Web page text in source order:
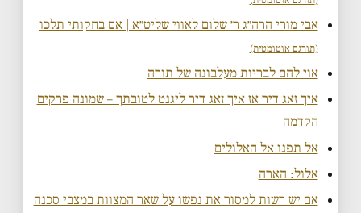
אבי מורי הרה״ג ר׳ שלום לאווי שליט״א | אם בחקותי תלכו
(תורגם אוטומטית)
אוי להם לבריות מעלבונה של תורה
איך זאג דיר אז איך זאג דיר ליגנט לטובתך – שמונה פרקים
הקדמה
אל תפנו אל האלולים
אלול: הארה
אם יש רשות למסור את נפשו על שאר המצוות במצבי סכנה